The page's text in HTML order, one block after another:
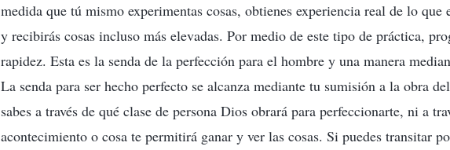
medida que tú mismo experimentas cosas, obtienes experiencia real de lo que
y recibirás cosas incluso más elevadas. Por medio de este tipo de práctica,
rapidez. Esta es la senda de la perfección para el hombre y una manera
La senda para ser hecho perfecto se alcanza mediante tu sumisión a la obra
sabes a través de qué clase de persona Dios obrará para perfeccionarte, ni a
acontecimiento o cosa te permitirá ganar y ver las cosas. Si puedes transitar